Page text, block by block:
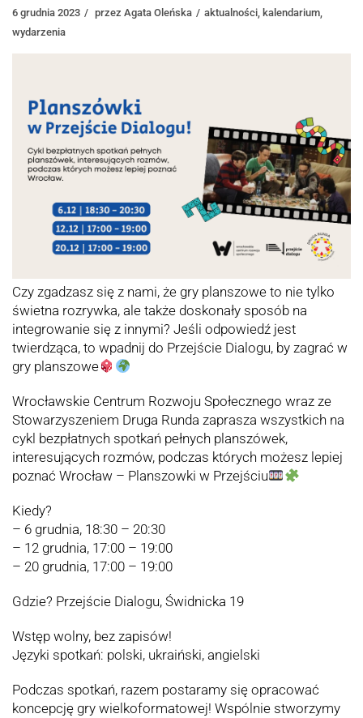
6 grudnia 2023 przez Agata Oleńska aktualności kalendarium
wydarzenia
Czy zgadzasz się z nami, że gry planszowe to nie tylko
świetna rozrywka, ale także doskonały sposób na
integrowanie się z innymi? Jeśli odpowiedź jest
twierdząca, to wpadnij do Przejście Dialogu, by zagrać w
gry planszowe
Wrocławskie Centrum Rozwoju Społecznego wraz ze
Stowarzyszeniem Druga Runda zaprasza wszystkich na
cykl bezpłatnych spotkań pełnych planszówek,
interesujących rozmów, podczas których możesz lepiej
poznać Wrocław – Planszowki w Przejściu
Kiedy?
– 6 grudnia, 18:30 – 20:30
– 12 grudnia, 17:00 – 19:00
– 20 grudnia, 17:00 – 19:00
Gdzie? Przejście Dialogu, Świdnicka 19
Wstęp wolny, bez zapisów!
Języki spotkań: polski, ukraiński, angielski
Podczas spotkań, razem postaramy się opracować
koncepcję gry wielkoformatowej! Wspólnie stworzymy